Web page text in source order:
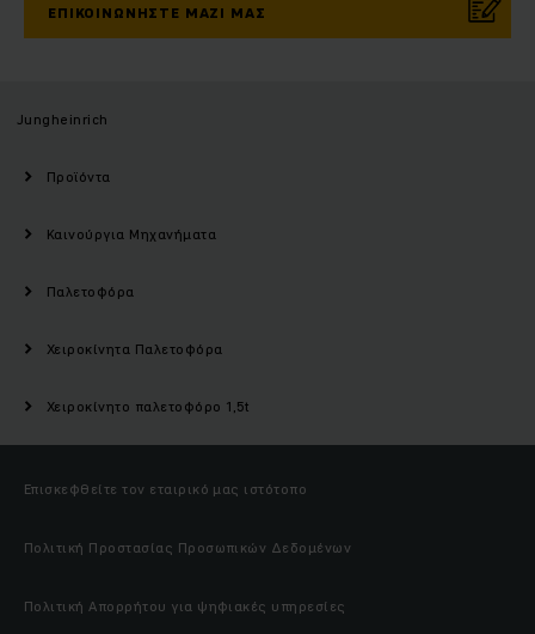
ΕΠΙΚΟΙΝΩΝΉΣΤΕ ΜΑΖΊ ΜΑΣ
Jungheinrich
Προϊόντα
Καινούργια Μηχανήματα
Παλετοφόρα
Χειροκίνητα Παλετοφόρα
Χειροκίνητο παλετοφόρο 1,5t
Επισκεφθείτε τον εταιρικό μας ιστότοπο
Πολιτική Προστασίας Προσωπικών Δεδομένων
Πολιτική Απορρήτου για ψηφιακές υπηρεσίες